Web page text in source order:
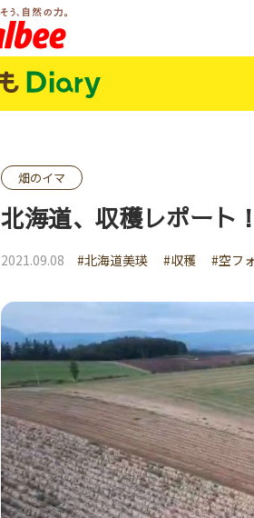
畑のイマ
北海道、収穫レポート
2021.09.08 #北海道美瑛 #収穫 #空フ